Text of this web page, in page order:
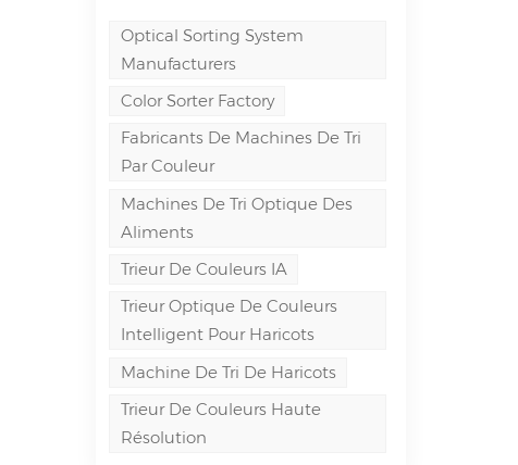
Optical Sorting System
Manufacturers
Color Sorter Factory
Fabricants De Machines De Tri
Par Couleur
Machines De Tri Optique Des
Aliments
Trieur De Couleurs IA
Trieur Optique De Couleurs
Intelligent Pour Haricots
Machine De Tri De Haricots
Trieur De Couleurs Haute
Résolution